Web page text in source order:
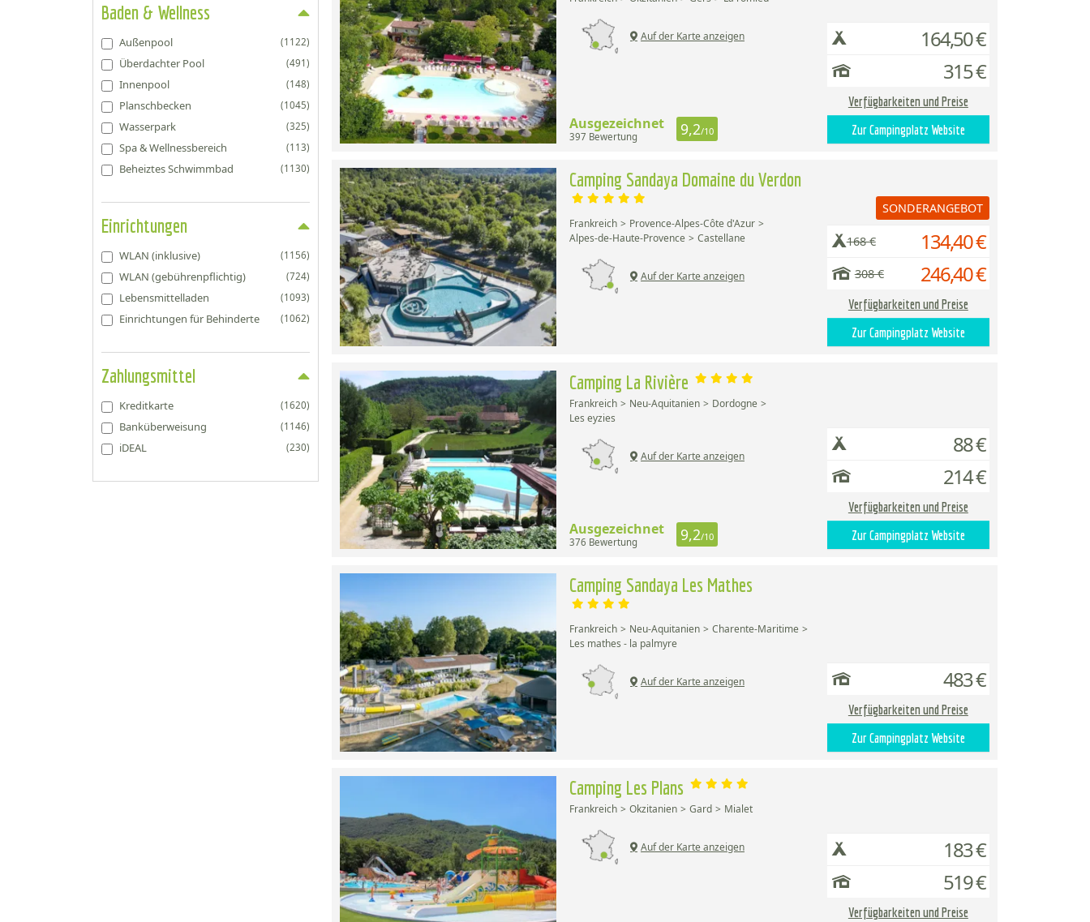
Baden & Wellness
Außenpool (1122)
Überdachter Pool (491)
Innenpool (148)
Planschbecken (1045)
Wasserpark (325)
Spa & Wellnessbereich (113)
Beheiztes Schwimmbad (1130)
Einrichtungen
WLAN (inklusive) (1156)
WLAN (gebührenpflichtig) (724)
Lebensmittelladen (1093)
Einrichtungen für Behinderte (1062)
Zahlungsmittel
Kreditkarte (1620)
Banküberweisung (1146)
iDEAL (230)
Auf der Karte anzeigen
Ausgezeichnet
397 Bewertung 9,2/10
164,50 €
315 €
Verfügbarkeiten und Preise
Zur Campingplatz Website
Camping Sandaya Domaine du Verdon
Frankreich
Provence-Alpes-Côte d'Azur
Alpes-de-Haute-Provence
Castellane
Auf der Karte anzeigen
SONDERANGEBOT
168 € 134,40 €
308 € 246,40 €
Verfügbarkeiten und Preise
Zur Campingplatz Website
Camping La Rivière
Frankreich Neu-Aquitanien
Dordogne
Les eyzies
Auf der Karte anzeigen
Ausgezeichnet
376 Bewertung 9,2/10
88 €
214 €
Verfügbarkeiten und Preise
Zur Campingplatz Website
Camping Sandaya Les Mathes
Frankreich Neu-Aquitanien
Charente-Maritime
Les mathes - la palmyre
Auf der Karte anzeigen 483 €
Verfügbarkeiten und Preise
Zur Campingplatz Website
Camping Les Plans
Frankreich Okzitanien Gard Mialet
Auf der Karte anzeigen
183 €
519 €
Verfügbarkeiten und Preise